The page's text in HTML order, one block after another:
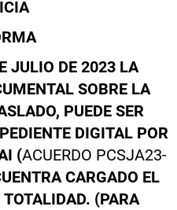
JULIO DE 2023 LA
SOBRE LA
PUEDE SER
DIGITAL POR
(ACUERDO PCSJA23-
CARGADO EL
TOTALIDAD. (PARA